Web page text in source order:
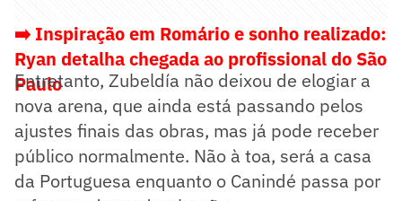
➡️ Inspiração em Romário e sonho realizado:
Ryan detalha chegada ao profissional do São
Paulo
Entretanto, Zubeldía não deixou de elogiar a
nova arena, que ainda está passando pelos
ajustes finais das obras, mas já pode receber
público normalmente. Não à toa, será a casa
da Portuguesa enquanto o Canindé passa por